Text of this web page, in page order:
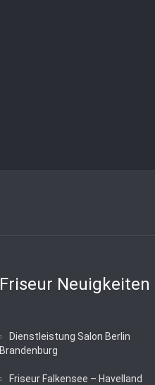
Friseur Neuigkeiten
Dienstleistung Salon Berlin
Brandenburg
Friseur Falkensee – Havelland